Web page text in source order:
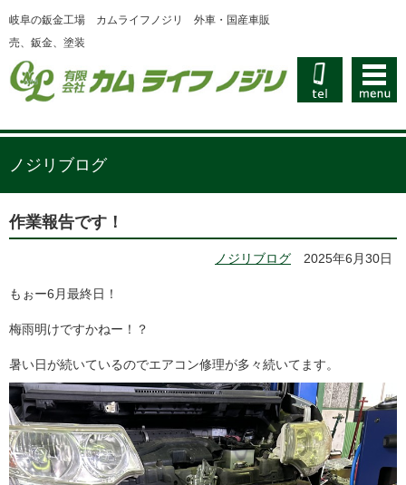
岐阜の鈑金工場 カムライフノジリ 外車・国産車販
売、鈑金、塗装
ノジリブログ
作業報告です！
ノジリブログ 2025年6月30日
もぉー6月最終日！
梅雨明けですかねー！？
暑い日が続いているのでエアコン修理が多々続いてます。